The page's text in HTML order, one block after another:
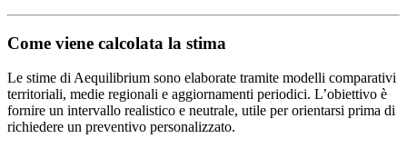
Come viene calcolata la stima
Le stime di Aequilibrium sono elaborate tramite modelli comparativi
territoriali, medie regionali e aggiornamenti periodici. L’obiettivo è
fornire un intervallo realistico e neutrale, utile per orientarsi prima di
richiedere un preventivo personalizzato.